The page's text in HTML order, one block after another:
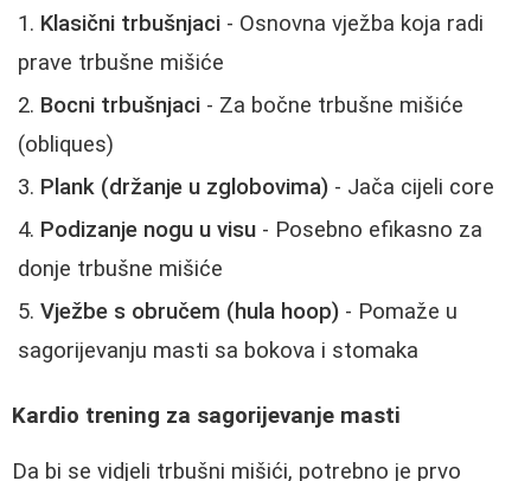
Klasični trbušnjaci - Osnovna vježba koja radi
prave trbušne mišiće
Bocni trbušnjaci - Za bočne trbušne mišiće
(obliques)
Plank (držanje u zglobovima) - Jača cijeli core
Podizanje nogu u visu - Posebno efikasno za
donje trbušne mišiće
Vježbe s obručem (hula hoop) - Pomaže u
sagorijevanju masti sa bokova i stomaka
Kardio trening za sagorijevanje masti
Da bi se vidjeli trbušni mišići, potrebno je prvo